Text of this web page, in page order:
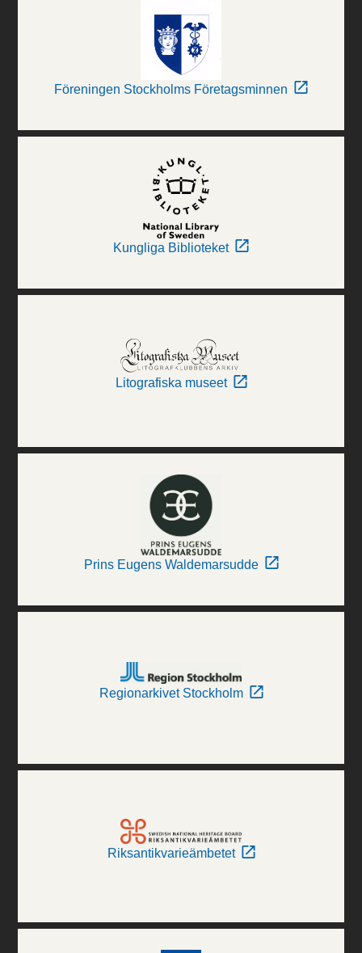
Föreningen Stockholms Företagsminnen
Kungliga Biblioteket
Litografiska museet
Prins Eugens Waldemarsudde
Regionarkivet Stockholm
Riksantikvarieämbetet